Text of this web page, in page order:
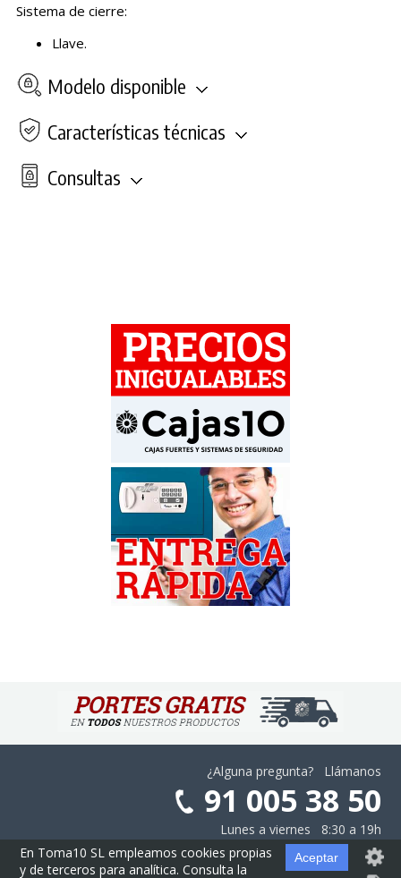
Sistema de cierre:
Llave.
Modelo disponible
Características técnicas
Consultas
¿Alguna pregunta? Llámanos
91 005 38 50
Lunes a viernes 8:30 a 19h
En Toma10 SL empleamos cookies propias
y de terceros para analítica. Consulta la
Aceptar